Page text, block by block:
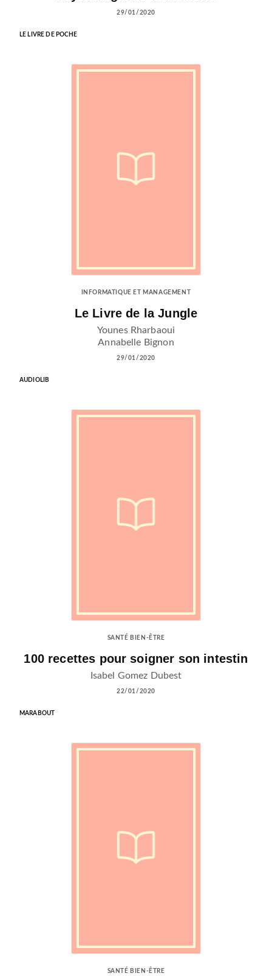
29/01/2020
LE LIVRE DE POCHE
INFORMATIQUE ET MANAGEMENT
Le Livre de la Jungle
Younes Rharbaoui
Annabelle Bignon
29/01/2020
AUDIOLIB
SANTÉ BIEN-ÊTRE
100 recettes pour soigner son intestin
Isabel Gomez Dubest
22/01/2020
MARABOUT
SANTÉ BIEN-ÊTRE